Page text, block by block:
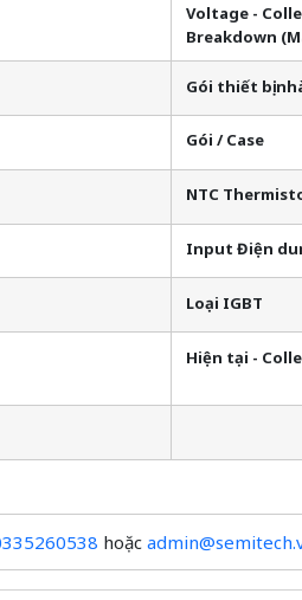
Voltage -
Breakdown
Gói thiết bị
Gói / Case
NTC
Input Điện
Loại IGBT
Hiện tại -
hoặc